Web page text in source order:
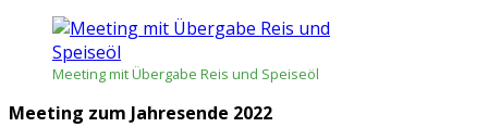
Meeting mit Übergabe Reis und Speiseöl
Meeting zum Jahresende 2022